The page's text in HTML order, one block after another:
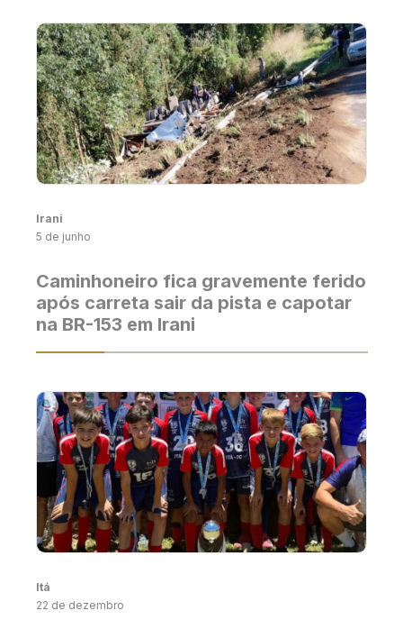
Irani
5 de junho
Caminhoneiro fica gravemente ferido
após carreta sair da pista e capotar
na BR-153 em Irani
Itá
22 de dezembro